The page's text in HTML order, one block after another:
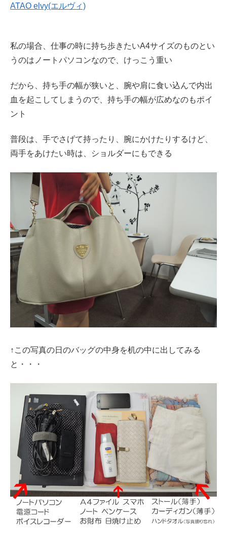
ATAO elvy(エルヴィ)
私の場合、仕事の時に持ち歩きたいA4サイズのものとい
うのはノートパソコンなので、けっこう重い
だから、持ち手の幅が狭いと、腕や肩に食い込んで内出
血を起こしてしまうので、持ち手の幅が広めなのもポイ
ント
普段は、手でさげて持ったり、腕にかけたりするけど、
両手をあけたい時は、ショルダーにもできる
↑この写真の日のバッグの中身を机の中に出してみる
と・・・